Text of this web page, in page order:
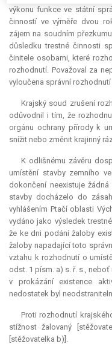
výkonu funkce ve státní
činností ve výměře dvou
zájem na soudním
důsledku trestné činnosti
činitele osobami, které
rozhodnutí. Považoval za
vyloučena správní
Krajský soud zrušení
odůvodnil i tím, že
orgánu ochrany přírody k
snížit nebo změnit krajinný
K odlišnému závěru
umístění stavby zemního
dokončení neexistuje
stavby docházelo do
vyhlášením Ptačí oblasti
vydáno jako výsledek
že ke dni podání žaloby
žaloby napadající toto
vztahu k rozhodnutí o
odst. 1 písm. a) s. ř. s.,
v prokázání existence
nedostatek byl
Proti rozhodnutí
stížnost žalovaný
[stěžovatelka b)].